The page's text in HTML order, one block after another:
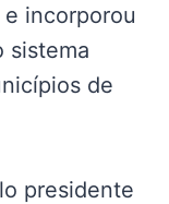
e incorporou
sistema
de
presidente